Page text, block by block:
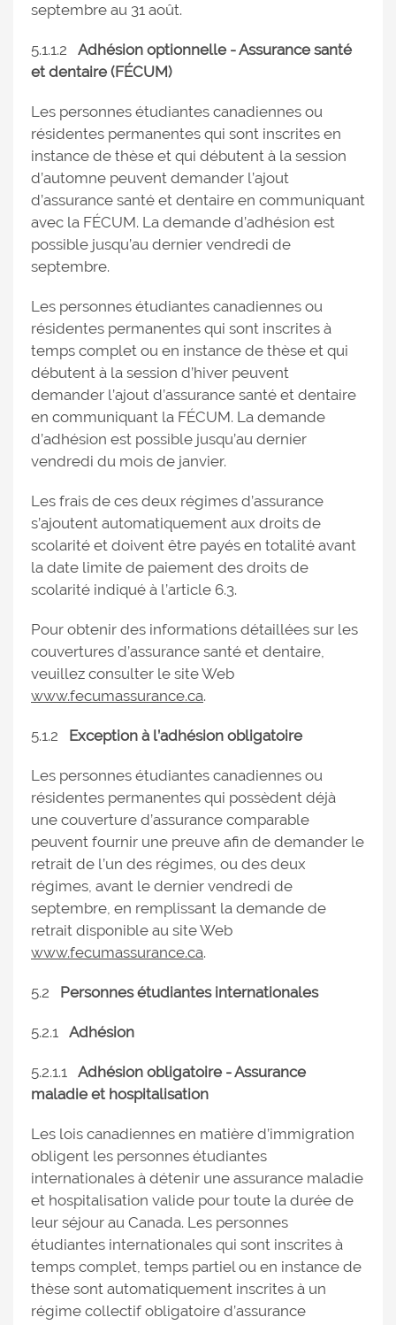
septembre au 31 août.
5.1.1.2 Adhésion optionnelle - Assurance santé
et dentaire (FÉCUM)
Les personnes étudiantes canadiennes ou
résidentes permanentes qui sont inscrites en
instance de thèse et qui débutent à la session
d’automne peuvent demander l’ajout
d’assurance santé et dentaire en communiquant
avec la FÉCUM. La demande d’adhésion est
possible jusqu’au dernier vendredi de
septembre.
Les personnes étudiantes canadiennes ou
résidentes permanentes qui sont inscrites à
temps complet ou en instance de thèse et qui
débutent à la session d’hiver peuvent
demander l’ajout d’assurance santé et dentaire
en communiquant la FÉCUM. La demande
d’adhésion est possible jusqu’au dernier
vendredi du mois de janvier.
Les frais de ces deux régimes d’assurance
s’ajoutent automatiquement aux droits de
scolarité et doivent être payés en totalité avant
la date limite de paiement des droits de
scolarité indiqué à l’article 6.3.
Pour obtenir des informations détaillées sur les
couvertures d’assurance santé et dentaire,
veuillez consulter le site Web
www.fecumassurance.ca.
5.1.2 Exception à l’adhésion obligatoire
Les personnes étudiantes canadiennes ou
résidentes permanentes qui possèdent déjà
une couverture d’assurance comparable
peuvent fournir une preuve afin de demander le
retrait de l’un des régimes, ou des deux
régimes, avant le dernier vendredi de
septembre, en remplissant la demande de
retrait disponible au site Web
www.fecumassurance.ca.
5.2 Personnes étudiantes internationales
5.2.1 Adhésion
5.2.1.1 Adhésion obligatoire - Assurance
maladie et hospitalisation
Les lois canadiennes en matière d’immigration
obligent les personnes étudiantes
internationales à détenir une assurance maladie
et hospitalisation valide pour toute la durée de
leur séjour au Canada. Les personnes
étudiantes internationales qui sont inscrites à
temps complet, temps partiel ou en instance de
thèse sont automatiquement inscrites à un
régime collectif obligatoire d’assurance